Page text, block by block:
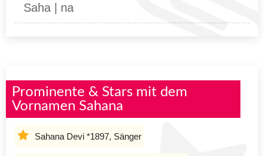
Saha | na
Prominente & Stars mit dem
Vornamen Sahana
Sahana Devi *1897, Sänger